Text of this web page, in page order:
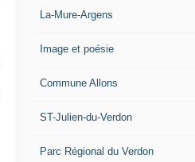
La-Mure-Argens
Image et poésie
Commune Allons
ST-Julien-du-Verdon
Parc Régional du Verdon